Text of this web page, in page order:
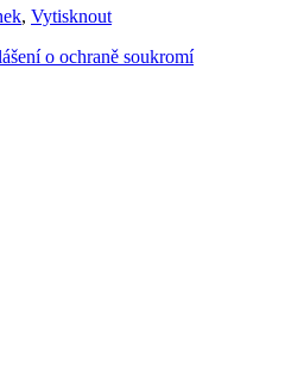
, Vytisknout
o ochraně soukromí